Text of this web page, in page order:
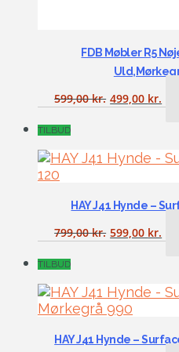
FDB Møbler R5
599,00kr. 499,00 kr.
TILBUD
HAY J41 Hynde –
799,00kr. 599,00 kr.
TILBUD
HAY J41 Hynde –